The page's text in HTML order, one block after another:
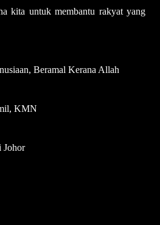
kita untuk membantu rakyat yang
Beramal Kerana Allah
KMN
Johor